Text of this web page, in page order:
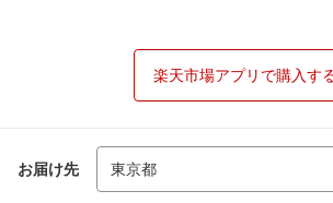
楽天市場アプリで購入す
お届け先